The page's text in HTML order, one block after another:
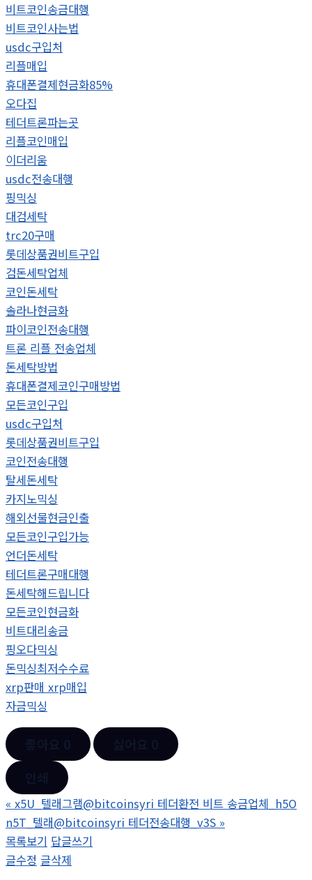
비트코인송금대행
비트코인사는법
usdc구입처
리플매입
휴대폰결제현금화85%
오다집
테더트론파는곳
리플코인매입
이더리움
usdc전송대행
핑믹싱
대검세탁
trc20구매
롯데상품권비트구입
검돈세탁업체
코인돈세탁
솔라나현금화
파이코인전송대행
트론 리플 전송업체
돈세탁방법
휴대폰결제코인구매방법
모든코인구입
usdc구입처
롯데상품권비트구입
코인전송대행
탈세돈세탁
카지노믹싱
해외선물현금인출
모든코인구입가능
언더돈세탁
테더트론구매대행
돈세탁해드립니다
모든코인현금화
비트대리송금
핑오다믹싱
돈믹싱최저수수료
xrp판매 xrp매입
자금믹싱
« x5U_텔래그램@bitcoinsyri 테더환전 비트 송금업체_h5O
n5T_텔래@bitcoinsyri 테더전송대행_v3S »
목록보기 답글쓰기
글수정 글삭제